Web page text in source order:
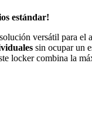
estándar!
versátil para el
sin ocupar un
locker combina la